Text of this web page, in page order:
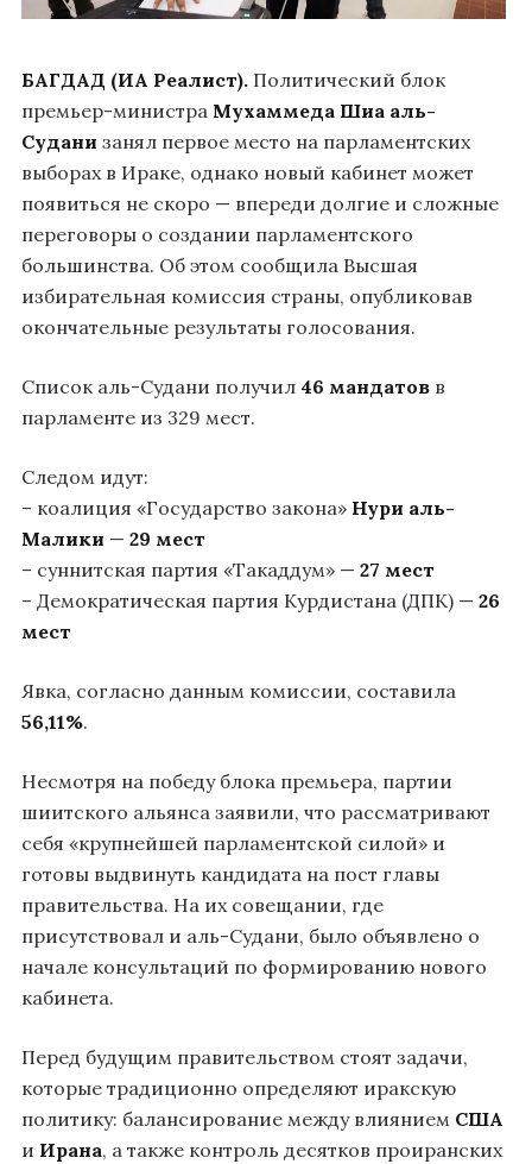
БАГДАД (ИА Реалист). Политический блок
премьер-министра Мухаммеда Шиа аль-
Судани занял первое место на парламентских
выборах в Ираке, однако новый кабинет может
появиться не скоро — впереди долгие и сложные
переговоры о создании парламентского
большинства. Об этом сообщила Высшая
избирательная комиссия страны, опубликовав
окончательные результаты голосования.
Список аль-Судани получил 46 мандатов в
парламенте из 329 мест.
Следом идут:
– коалиция «Государство закона» Нури аль-
Малики — 29 мест
– суннитская партия «Такаддум» — 27 мест
– Демократическая партия Курдистана (ДПК) — 26
мест
Явка, согласно данным комиссии, составила
56,11%.
Несмотря на победу блока премьера, партии
шиитского альянса заявили, что рассматривают
себя «крупнейшей парламентской силой» и
готовы выдвинуть кандидата на пост главы
правительства. На их совещании, где
присутствовал и аль-Судани, было объявлено о
начале консультаций по формированию нового
кабинета.
Перед будущим правительством стоят задачи,
которые традиционно определяют иракскую
политику: балансирование между влиянием США
и Ирана, а также контроль десятков проиранских